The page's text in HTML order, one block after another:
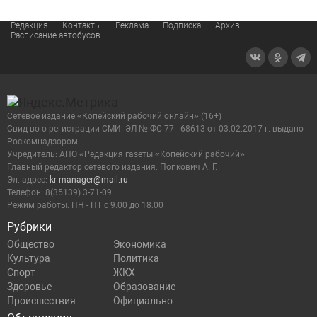
Редакция Контакты Реклама Подписка
Архив
Расписание автобусов
Рубрики
Общество
Экономика
Культура
Политика
Спорт
ЖКХ
Здоровье
Образование
Происшествия
Официально
Сетевое издание «Копейский рабочий онлайн» (16+)
Cвид-во о регистрации СМИ: ЭЛ № ФС 77 - 68613 от 03.02.2017 г. выдано
Роскомнадзором
Учредитель: АНО «Редакция газеты «Копейский рабочий»
Главный редактор сетевого издания: Попкович А. Г.
Эл. адрес: kr-manager@mail.ru
Телефон: 8(35139) 3-71-09
Режим работы: ПН - ПТ с 9:00 до 18:00